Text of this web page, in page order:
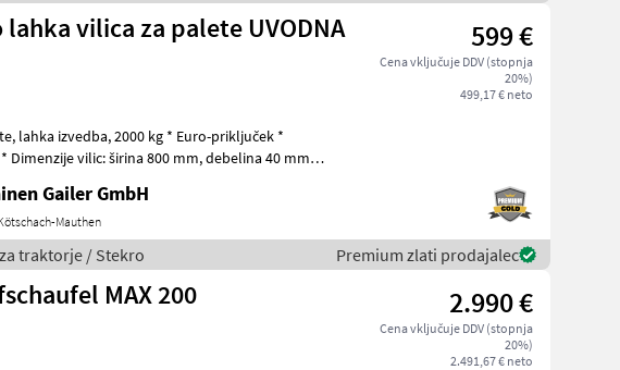
vilica za palete UVODNA
599 €
Cena vključuje DDV (stopnja
20%)
499,17 € neto
*
vilic: širina 800 mm, debelina 40 mm *
Gailer GmbH
Mauthen
traktorje / Stekro Premium zlati prodajalec
MAX 200 2.990 €
Cena vključuje DDV (stopnja
20%)
2.491,67 € neto